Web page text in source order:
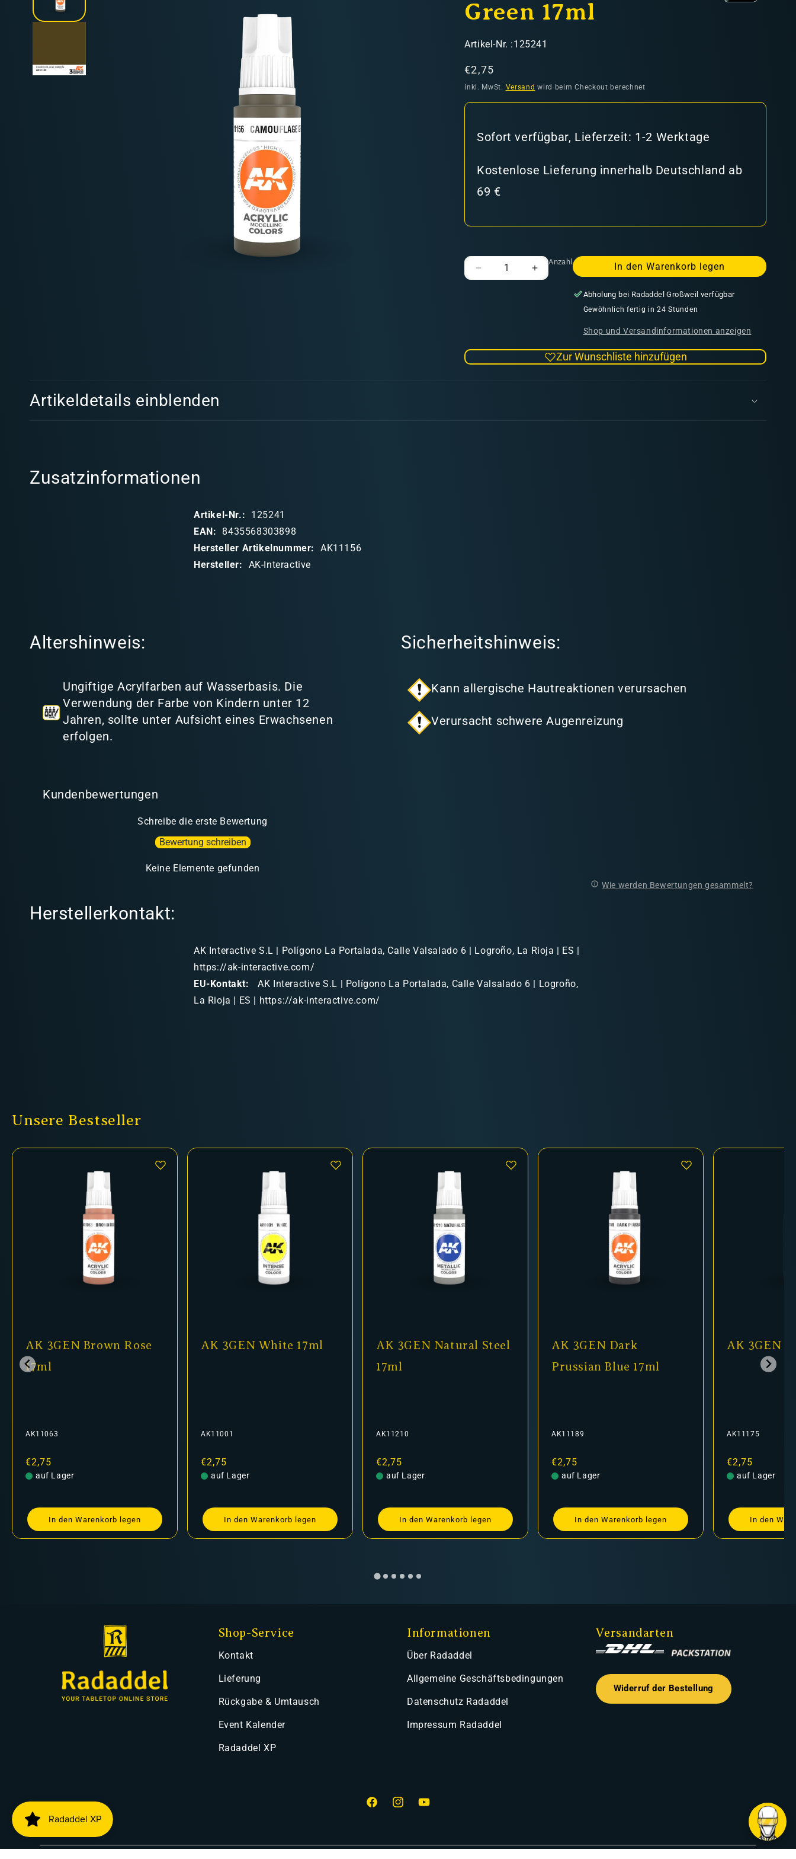
Green 17ml
SKU:
Artikel-Nr. :125241
Normaler
Preis
€2,75
inkl. MwSt. Versand wird beim Checkout berechnet
Sofort verfügbar, Lieferzeit: 1-2 Werktage
Kostenlose Lieferung innerhalb Deutschland ab
69 €
In den Warenkorb legen
Abholung bei Radaddel Großweil verfügbar
Gewöhnlich fertig in 24 Stunden
Shop und Versandinformationen anzeigen
Anzahl
Verringere
Camouflage
Erhöhe
Camouflage
GreenZur Wunschliste hinzufügen
i
a
n
Artikeldetails einblenden
Zusatzinformationen
Artikel-Nr.:
125241
EAN:
8435568303898
Hersteller Artikelnummer:
AK11156
Hersteller:
AK-Interactive
Altershinweis: Sicherheitshinweis:
Ungiftige Acrylfarben auf Wasserbasis. Die
Verwendung der Farbe von Kindern unter 12
Jahren, sollte unter Aufsicht eines Erwachsenen
erfolgen.
Kann allergische Hautreaktionen verursachen
Verursacht schwere Augenreizung
Kundenbewertungen
Schreibe die erste Bewertung
Bewertung schreiben
Keine Elemente gefunden
Wie werden Bewertungen gesammelt?
Herstellerkontakt:
AK Interactive S.L | Polígono La Portalada, Calle Valsalado 6 | Logroño, La Rioja | ES |
https://ak-interactive.com/
EU-Kontakt:
AK Interactive S.L | Polígono La Portalada, Calle Valsalado 6 | Logroño,
La Rioja | ES | https://ak-interactive.com/
Unsere Bestseller
AK 3GEN Brown Rose
17ml
AK11063
Normaler
Preis
€2,75
auf Lager
In den Warenkorb legen
AK 3GEN White 17ml
AK11001
Normaler
Preis
€2,75
auf Lager
In den Warenkorb legen
AK 3GEN Natural Steel
17ml
AK11210
Normaler
Preis
€2,75
auf Lager
In den Warenkorb legen
AK 3GEN Dark
Prussian Blue 17ml
AK11189
Normaler
Preis
€2,75
auf Lager
In den Warenkorb legen
AK 3GEN
AK11175
Normaler
Preis
€2,75
auf Lager
In den
Shop-Service
Kontakt
Lieferung
Rückgabe & Umtausch
Event Kalender
Radaddel XP
Informationen
Über Radaddel
Allgemeine Geschäftsbedingungen
Datenschutz Radaddel
Impressum Radaddel
Versandarten
Widerruf der Bestellung
FacebookInstagramYouTube
Deutschland: ab
Nicht-EU: kein kostenloser Versand
Lieferungen in Nicht-EU-Länder (z. B. Schweiz)
nicht im Kaufpreis oder in den Versandkosten